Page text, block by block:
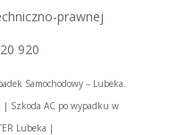
prawnej
920
Samochodowy – Lubeka.
Szkoda AC po wypadku w
Lubeka |